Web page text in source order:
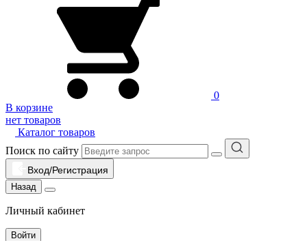
0
В корзине
нет товаров
Каталог товаров
Поиск по сайту
Вход/Регистрация
Назад
Личный кабинет
Войти